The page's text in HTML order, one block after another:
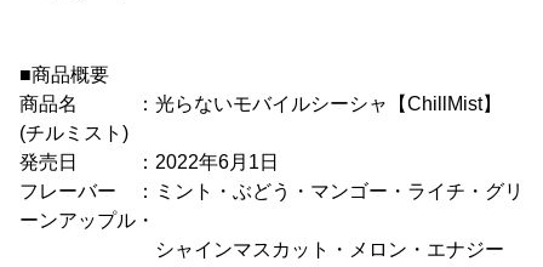
■商品概要
商品名 ：光らないモバイルシーシャ【ChillMist】
(チルミスト)
発売日 ：2022年6月1日
フレーバー ：ミント・ぶどう・マンゴー・ライチ・グリ
ーンアップル・
シャインマスカット・メロン・エナジー